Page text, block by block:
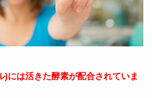
には活きた酵素が配合されていま